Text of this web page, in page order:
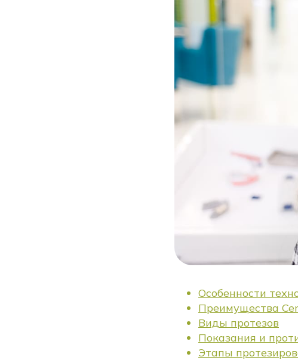
Особенности
Преимущества
Виды протезов
Показания и
Этапы